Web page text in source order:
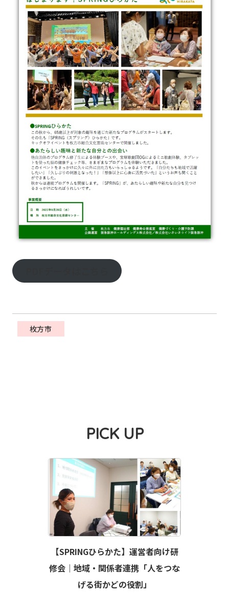
枚方市
PICK UP
【SPRINGひらかた】運営者向け研
修会｜地域・関係者連携「人をつな
げる街かどの役割」